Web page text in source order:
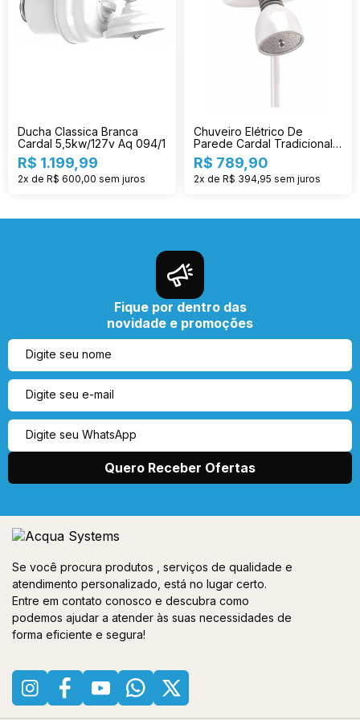
Ducha Classica Branca
Cardal 5,5kw/127v Aq 094/1
R$ 1.199,99
2x de R$ 600,00 sem juros
Chuveiro Elétrico De
Parede Cardal Tradicional
Florenza Branco 5.5kw 127v
R$ 789,90
2x de R$ 394,95 sem juros
Fique por dentro das
novidade e promoções
Se você procura produtos , serviços de qualidade e
atendimento personalizado, está no lugar certo.
Entre em contato conosco e descubra como
podemos ajudar a atender às suas necessidades de
forma eficiente e segura!